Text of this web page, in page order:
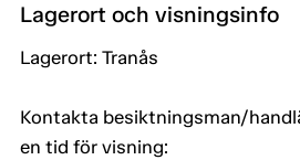
Lagerort och visningsinfo
Lagerort: Tranås
Kontakta besiktningsman/
en tid för visning: